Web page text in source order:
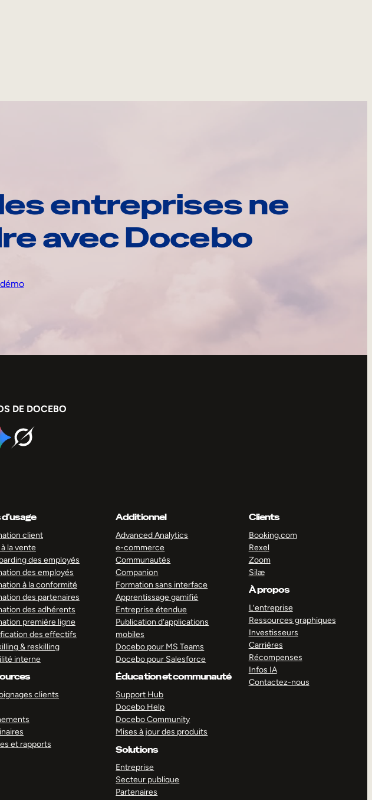
entreprises ne
avec Docebo
DE DOCEBO
client
la vente
des employés
des employés
à la conformité
des partenaires
des adhérents
première ligne
des effectifs
& reskilling
interne
clients
et rapports
Additionnel
Advanced Analytics
e-commerce
Communautés
Companion
Formation sans interface
Apprentissage gamifié
Entreprise étendue
Publication d’applications
mobiles
Docebo pour MS Teams
Docebo pour Salesforce
Éducation et communauté
Support Hub
Docebo Help
Docebo Community
Mises à jour des produits
Solutions
Entreprise
Secteur publique
Partenaires
Clients
Booking.com
Rexel
Zoom
Silæ
À propos
L’entreprise
Ressources graphiques
Investisseurs
Carrières
Récompenses
Infos IA
Contactez-nous